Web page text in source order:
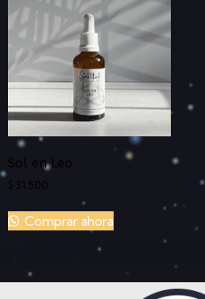
Sol en Leo
$ 31.500
Comprar ahora